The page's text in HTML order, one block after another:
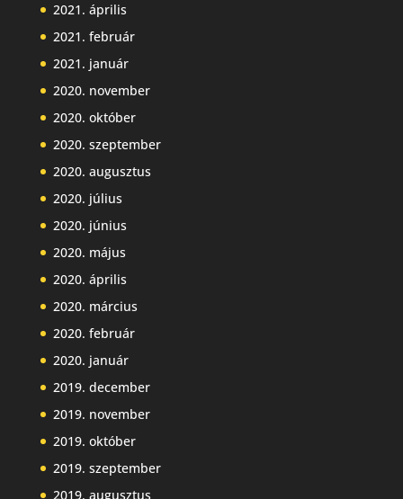
2021. április
2021. február
2021. január
2020. november
2020. október
2020. szeptember
2020. augusztus
2020. július
2020. június
2020. május
2020. április
2020. március
2020. február
2020. január
2019. december
2019. november
2019. október
2019. szeptember
2019. augusztus